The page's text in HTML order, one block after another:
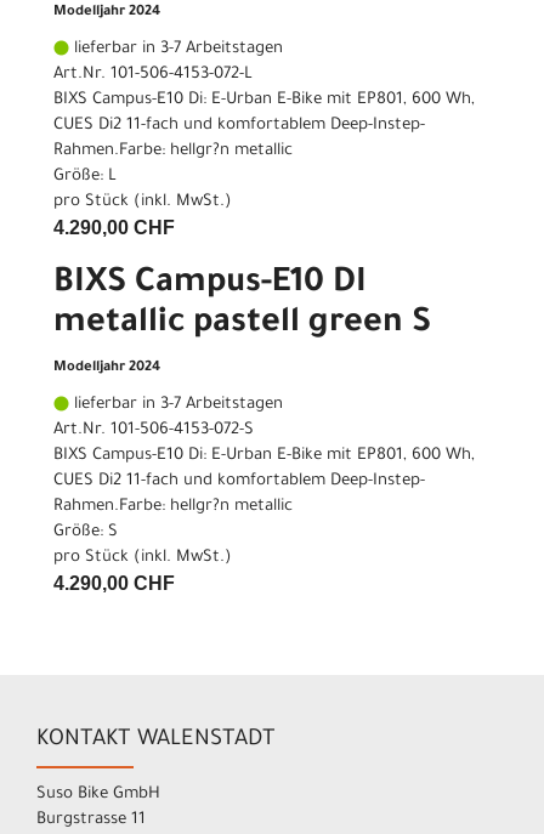
Modelljahr 2024
lieferbar in 3-7 Arbeitstagen
Art.Nr. 101-506-4153-072-L
BIXS Campus-E10 Di: E-Urban E-Bike mit EP801, 600 Wh,
CUES Di2 11-fach und komfortablem Deep-Instep-
Rahmen.Farbe: hellgr?n metallic
Größe: L
pro Stück (inkl. MwSt.)
4.290,00 CHF
BIXS Campus-E10 DI
metallic pastell green S
Modelljahr 2024
lieferbar in 3-7 Arbeitstagen
Art.Nr. 101-506-4153-072-S
BIXS Campus-E10 Di: E-Urban E-Bike mit EP801, 600 Wh,
CUES Di2 11-fach und komfortablem Deep-Instep-
Rahmen.Farbe: hellgr?n metallic
Größe: S
pro Stück (inkl. MwSt.)
4.290,00 CHF
KONTAKT WALENSTADT
Suso Bike GmbH
Burgstrasse 11